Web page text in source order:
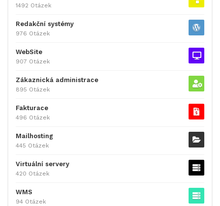
1492 Otázek
Redakční systémy
976 Otázek
WebSite
907 Otázek
Zákaznická administrace
895 Otázek
Fakturace
496 Otázek
Mailhosting
445 Otázek
Virtuální servery
420 Otázek
WMS
94 Otázek